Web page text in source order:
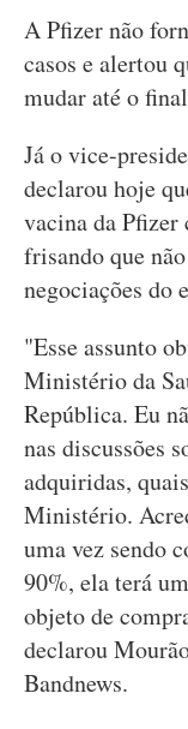
A Pfizer não
casos e alertou
mudar até o
Já o vice-
declarou hoje
vacina da Pfizer
frisando que
negociações do
"Esse assunto
Ministério da
República. Eu
nas discussões
adquiridas,
Ministério.
uma vez sendo
90%, ela terá
objeto de
declarou
Bandnews.